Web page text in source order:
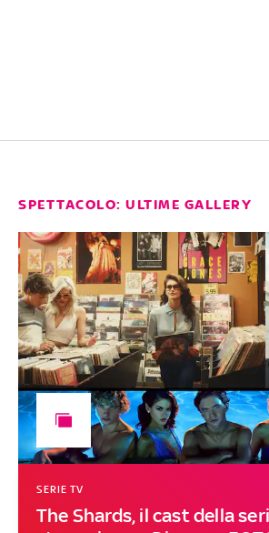
SPETTACOLO: ULTIME GALLERY
The Shards, il cast della
SERIE TV